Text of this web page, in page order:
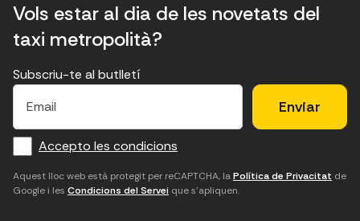
Vols estar al dia de les novetats del
taxi metropolità?
E
f
o
r
m
E
c
a
m
p
H
u
d
'
a
×
Subscriu-te al butlletí
E
a
i
Accepto les condicions
Aquest lloc web està protegit per reCAPTCHA, laPolítica de Privacitat de
Google i les Condicions del Servei que s'apliquen.